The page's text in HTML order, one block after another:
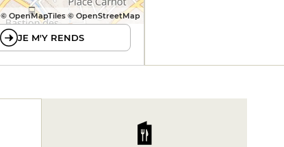
© OpenMapTiles © OpenStreetMap
JE M'Y RENDS